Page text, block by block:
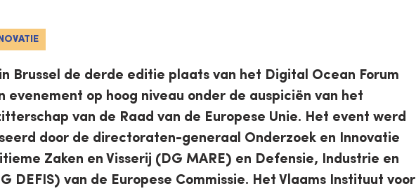
in Brussel de derde editie plaats van het Digital Ocean Forum
evenement op hoog niveau onder de auspiciën van het
van de Raad van de Europese Unie. Het event werd
door de directoraten-generaal Onderzoek en Innovatie
Zaken en Visserij (DG MARE) en Defensie, Industrie en
DEFIS) van de Europese Commissie. Het Vlaams Instituut voor